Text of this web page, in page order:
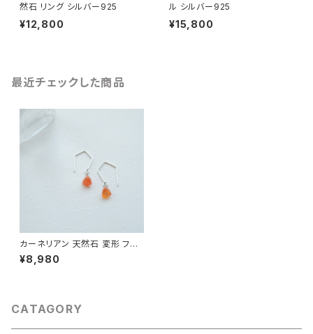
然石 リング シルバー925
¥12,800
ル シルバー925
¥15,800
最近チェックした商品
カーネリアン 天然石 変形 フッ
ク ピアス シルバー925 7月誕
生石 ラフカット 揺れる デザイン
¥8,980
CATAGORY